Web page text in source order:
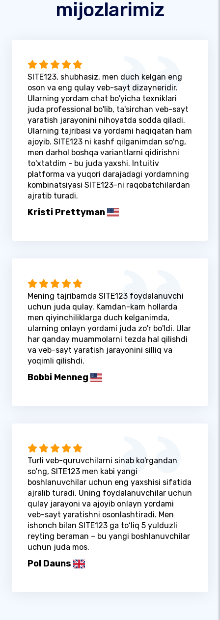
mijozlarimiz
SITE123, shubhasiz, men duch kelgan eng
oson va eng qulay veb-sayt dizayneridir.
Ularning yordam chat bo'yicha texniklari
juda professional bo'lib, ta'sirchan veb-sayt
yaratish jarayonini nihoyatda sodda qiladi.
Ularning tajribasi va yordami haqiqatan ham
ajoyib. SITE123 ni kashf qilganimdan so'ng,
men darhol boshqa variantlarni qidirishni
to'xtatdim - bu juda yaxshi. Intuitiv
platforma va yuqori darajadagi yordamning
kombinatsiyasi SITE123-ni raqobatchilardan
ajratib turadi.
Kristi Prettyman
Mening tajribamda SITE123 foydalanuvchi
uchun juda qulay. Kamdan-kam hollarda
men qiyinchiliklarga duch kelganimda,
ularning onlayn yordami juda zo'r bo'ldi. Ular
har qanday muammolarni tezda hal qilishdi
va veb-sayt yaratish jarayonini silliq va
yoqimli qilishdi.
Bobbi Menneg
Turli veb-quruvchilarni sinab ko'rgandan
so'ng, SITE123 men kabi yangi
boshlanuvchilar uchun eng yaxshisi sifatida
ajralib turadi. Uning foydalanuvchilar uchun
qulay jarayoni va ajoyib onlayn yordami
veb-sayt yaratishni osonlashtiradi. Men
ishonch bilan SITE123 ga to‘liq 5 yulduzli
reyting beraman – bu yangi boshlanuvchilar
uchun juda mos.
Pol Dauns